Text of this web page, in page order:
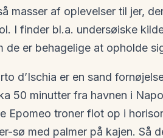
masser af oplevelser til jer,
I finder bl.a. undersøiske
de er behagelige at opholde
d’Ischia er en sand
50 minutter fra havnen i
Epomeo troner flot op i
sø med palmer på kajen. Så